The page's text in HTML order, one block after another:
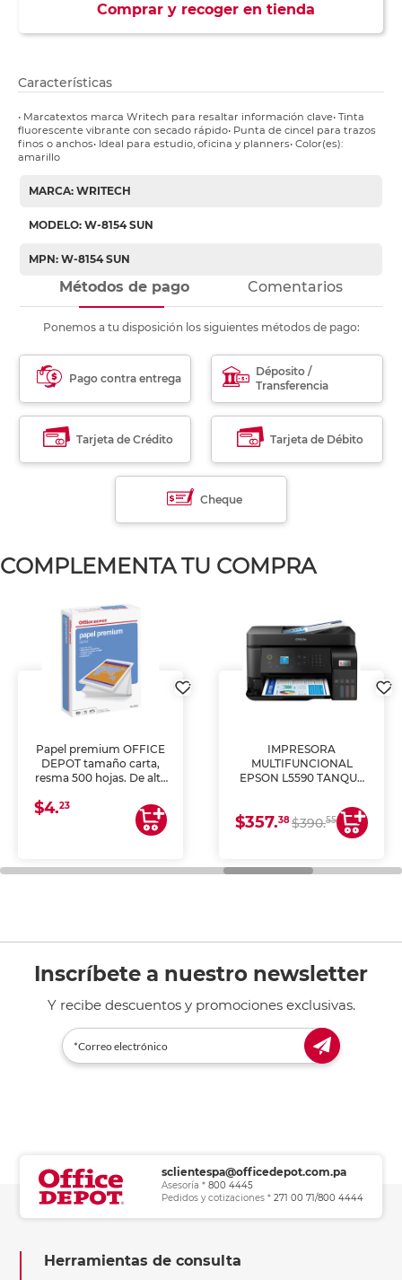
Comprar y recoger en tienda
Características
• Marcatextos marca Writech para resaltar información clave• Tinta
fluorescente vibrante con secado rápido• Punta de cincel para trazos
finos o anchos• Ideal para estudio, oficina y planners• Color(es):
amarillo
MARCA: WRITECH
MODELO: W-8154 SUN
MPN: W-8154 SUN
Métodos de pago Comentarios
Ponemos a tu disposición los siguientes métodos de pago:
Pago contra entrega
Déposito /
Transferencia
Tarjeta de Crédito Tarjeta de Débito
Cheque
COMPLEMENTA TU COMPRA
Papel premium OFFICE
DEPOT tamaño carta,
resma 500 hojas. De alta
uniforme, ideal para
impresoras de inyección
de tinta y láser,
general de oficina.
$4.23
IMPRESORA
MULTIFUNCIONAL
EPSON L5590 TANQUE
COPIA Y ESCANEA)
$357.38$390.55
Inscríbete a nuestro newsletter
Y recibe descuentos y promociones exclusivas.
sclientespa@officedepot.com.pa
Asesoría * 800 4445
Pedidos y cotizaciones * 271 00 71/800 4444
Herramientas de consulta